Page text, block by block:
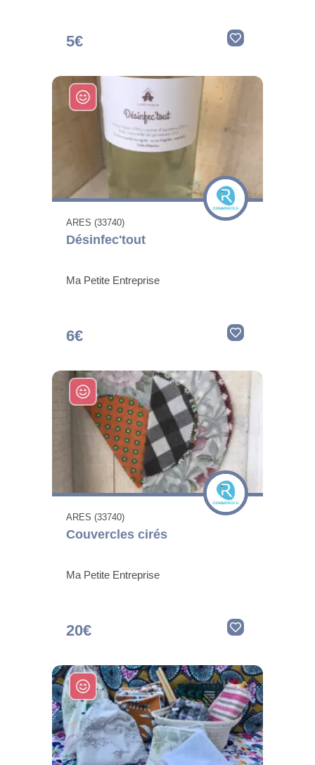
5€
ARES (33740)
Désinfec'tout
Ma Petite Entreprise
6€
ARES (33740)
Couvercles cirés
Ma Petite Entreprise
20€